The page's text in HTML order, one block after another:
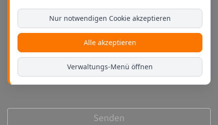
Nur notwendigen Cookie akzeptieren
Alle akzeptieren
Verwaltungs-Menü öffnen
Senden